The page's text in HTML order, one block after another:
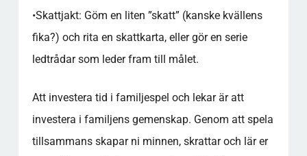
•Skattjakt: Göm en liten ”skatt” (kanske kvällens
fika?) och rita en skattkarta, eller gör en serie
ledtrådar som leder fram till målet.
Att investera tid i familjespel och lekar är att
investera i familjens gemenskap. Genom att spela
tillsammans skapar ni minnen, skrattar och lär er